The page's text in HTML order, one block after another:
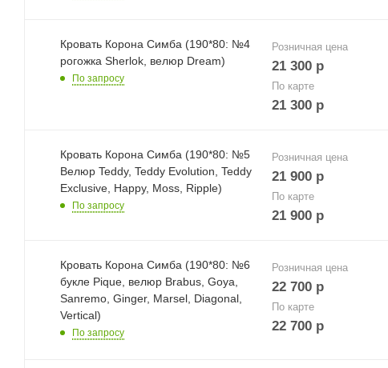
Кровать Корона Симба (190*80: №4
рогожка Sherlok, велюр Dream)
По запросу
Розничная цена
21 300р
По карте
21 300р
Кровать Корона Симба (190*80: №5
Велюр Teddy, Teddy Evolution, Teddy
Exclusive, Happy, Moss, Ripple)
По запросу
Розничная цена
21 900р
По карте
21 900р
Кровать Корона Симба (190*80: №6
букле Pique, велюр Brabus, Goya,
Sanremo, Ginger, Marsel, Diagonal,
Vertical)
По запросу
Розничная цена
22 700р
По карте
22 700р